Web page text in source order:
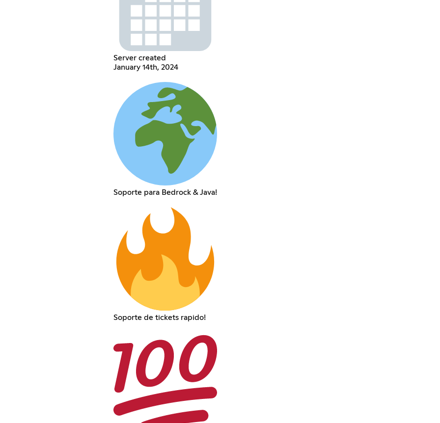
Server created
January 14th, 2024
Soporte para Bedrock & Java!
Soporte de tickets rapido!